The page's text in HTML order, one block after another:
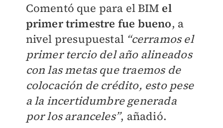
Comentó que para el BIM el
primer trimestre fue bueno, a
nivel presupuestal “cerramos el
primer tercio del año alineados
con las metas que traemos de
colocación de crédito, esto pese
a la incertidumbre generada
por los aranceles”, añadió.